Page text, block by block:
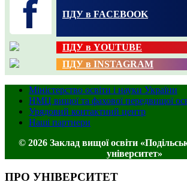
ПДУ в FACEBOOK
ПДУ в YOUTUBE
ПДУ в INSTAGRAM
Міністерство освіти і науки України
НМЦ вищої та фахової передвищої
Урядовий контактний центр
Наші партнери
© 2026 Заклад вищої освіти
університет»
ПРО УНІВЕРСИТЕТ